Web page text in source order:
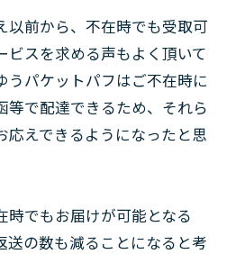
以前から、不在時でも受取可
ビスを求める声もよく頂いて
うパケットパフはご不在時に
等で配達できるため、それら
応えできるようになったと思
時でもお届けが可能となる
送の数も減ることになると考